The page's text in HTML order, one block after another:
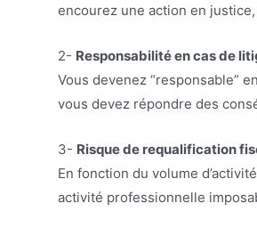
encourez une action en
2- Responsabilité en cas de
Vous devenez “responsable”
vous devez répondre des
3- Risque de requalification
En fonction du volume
activité professionnelle